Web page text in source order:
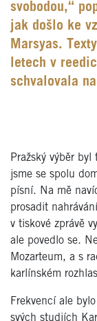
svobodou,“
jak došlo ke
Marsyas.
letech v
schvalovala
Pražský výběr
jsme se spolu
písní. Na mě
prosadit
v tiskové zprávě
ale povedlo se.
Mozarteum, a s
karlínském
Frekvencí ale
svých studiích